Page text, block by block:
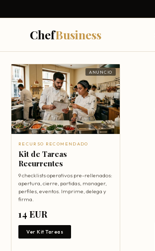
ChefBusiness
ANUNCIO
RECURSO RECOMENDADO
Kit de Tareas
Recurrentes
9 checklists operativos pre-rellenados:
apertura, cierre, partidas, manager,
perfiles, eventos. Imprime, delega y
firma.
14 EUR
Ver Kit Tareas